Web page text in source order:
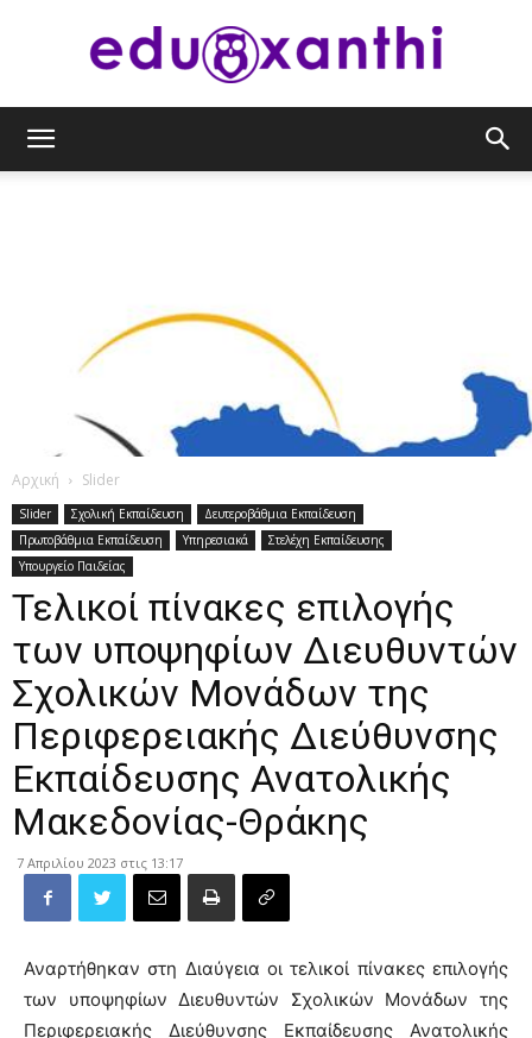
Αρχική Slider
Slider Σχολική Εκπαίδευση
Δευτεροβάθμια Εκπαίδευση
Πρωτοβάθμια Εκπαίδευση
Υπηρεσιακά
Στελέχη Εκπαίδευσης
Υπουργείο Παιδείας
Τελικοί πίνακες επιλογής
των υποψηφίων Διευθυντών
Σχολικών Μονάδων της
Περιφερειακής Διεύθυνσης
Εκπαίδευσης Ανατολικής
Μακεδονίας-Θράκης
7 Απριλίου 2023 στις 13:17
Αναρτήθηκαν στη Διαύγεια οι τελικοί πίνακες επιλογής
των υποψηφίων Διευθυντών Σχολικών Μονάδων της
Περιφερειακής Διεύθυνσης Εκπαίδευσης Ανατολικής